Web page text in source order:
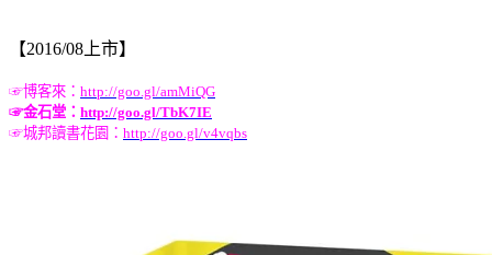
【2016/08上市】
☞博客來： http://goo.gl/amMiQG
☞金石堂： http://goo.gl/TbK7IE
☞城邦讀書花園： http://goo.gl/v4vqbs